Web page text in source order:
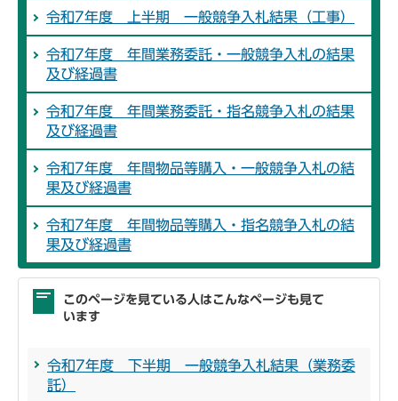
令和7年度 上半期 一般競争入札結果（工事）
令和7年度 年間業務委託・一般競争入札の結果
及び経過書
令和7年度 年間業務委託・指名競争入札の結果
及び経過書
令和7年度 年間物品等購入・一般競争入札の結
果及び経過書
令和7年度 年間物品等購入・指名競争入札の結
果及び経過書
このページを見ている人はこんなページも見て
います
令和7年度 下半期 一般競争入札結果（業務委
託）